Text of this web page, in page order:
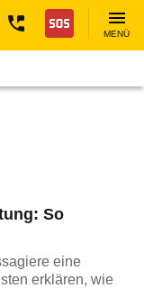
Nothilfe
MENÜ
So
eine
erklären, wie